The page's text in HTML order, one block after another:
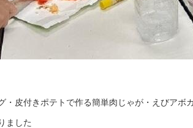
・皮付きポテトで作る簡単肉じゃが・えびア
ました